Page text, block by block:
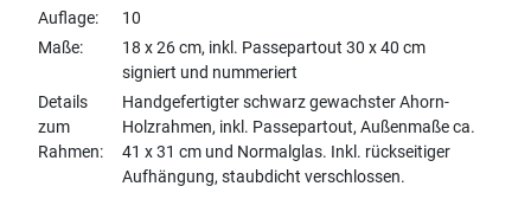
Auflage
10
Maße
18 x 26 cm, inkl. Passepartout 30 x 40 cm
signiert und nummeriert
Details
zum
Rahmen
Handgefertigter schwarz gewachster Ahorn-
Holzrahmen, inkl. Passepartout, Außenmaße ca.
41 x 31 cm und Normalglas. Inkl. rückseitiger
Aufhängung, staubdicht verschlossen.